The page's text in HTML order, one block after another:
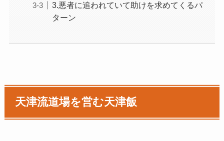
3.悪者に追われていて助けを求めてくるパ
ターン
天津流道場を営む天津飯